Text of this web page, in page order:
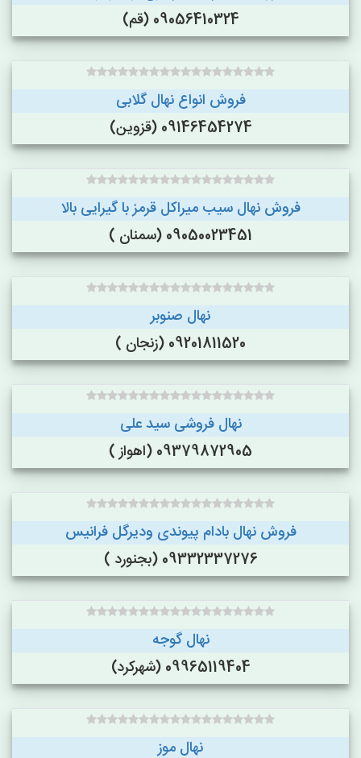
09056410324 (قم)
فروش انواع نهال گلابی
09146454274 (قزوین)
فروش نهال سیب میراکل قرمز با گیرایی بالا
09050023451 (سمنان )
نهال صنوبر
09201811520 (زنجان )
نهال فروشی سید علی
09379872905 (اهواز )
فروش نهال بادام پیوندی ودیرگل فرانیس
09332337276 (بجنورد )
نهال گوجه
09965119404 (شهرکرد)
نهال موز